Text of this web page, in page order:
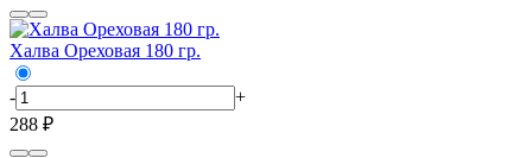
Халва Ореховая 180 гр.
-
+
288 ₽